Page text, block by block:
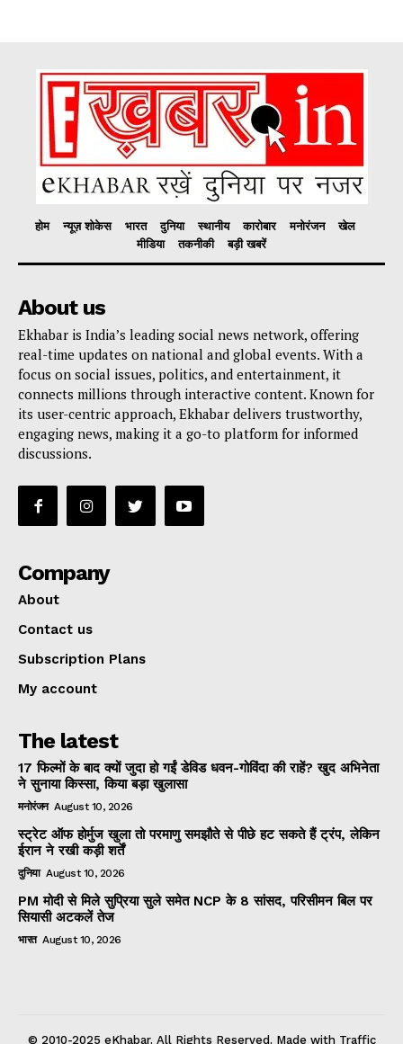
होम न्यूज़ शोकेस भारत दुनिया स्थानीय कारोबार मनोरंजन
खेल
मीडिया
तकनीकी बड़ी खबरें
About us
Ekhabar is India’s leading social news network, offering
real-time updates on national and global events. With a
focus on social issues, politics, and entertainment, it
connects millions through interactive content. Known for
its user-centric approach, Ekhabar delivers trustworthy,
engaging news, making it a go-to platform for informed
discussions.
Company
About
Contact us
Subscription Plans
My account
The latest
17 फिल्मों के बाद क्यों जुदा हो गईं डेविड धवन-गोविंदा की राहें? खुद अभिनेता
ने सुनाया किस्सा, किया बड़ा खुलासा
मनोरंजन August 10, 2026
स्ट्रेट ऑफ होर्मुज खुला तो परमाणु समझौते से पीछे हट सकते हैं ट्रंप, लेकिन
ईरान ने रखी कड़ी शर्तें
दुनिया August 10, 2026
PM मोदी से मिले सुप्रिया सुले समेत NCP के 8 सांसद, परिसीमन बिल पर
सियासी अटकलें तेज
भारत August 10, 2026
© 2010-2025 eKhabar. All Rights Reserved. Made with Traffic